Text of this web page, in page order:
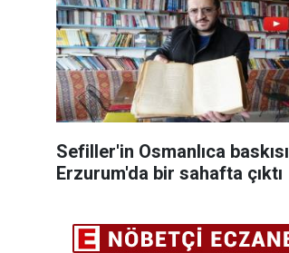
Sefiller'in Osmanlıca baskısı
Erzurum'da bir sahafta çıktı